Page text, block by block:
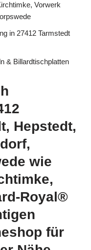
Vorwerk
in 27412 Tarmstedt
& Billardtischplatten
Hepstedt,
wie
Royal®
für